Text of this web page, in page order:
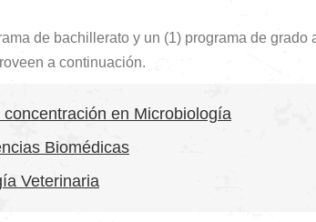
de bachillerato y un (1) programa de
a continuación.
en Microbiología
Biomédicas
Veterinaria